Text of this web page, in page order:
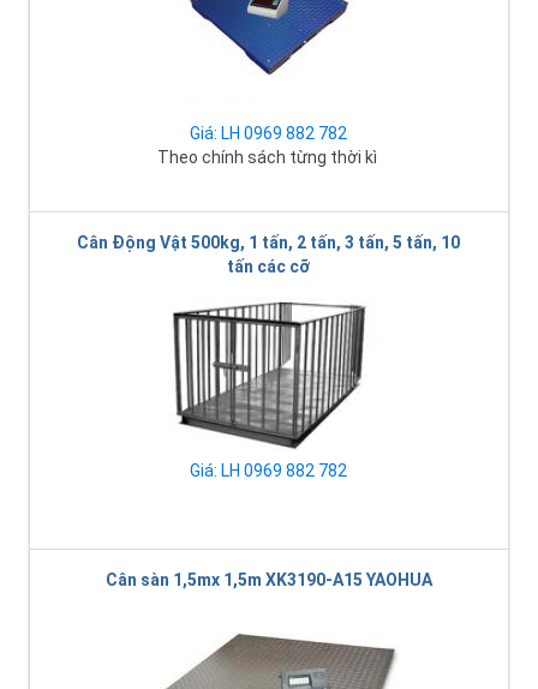
Giá: LH 0969 882 782
Theo chính sách từng thời kì
Cân Động Vật 500kg, 1 tấn, 2 tấn, 3 tấn, 5 tấn, 10
tấn các cỡ
Giá: LH 0969 882 782
Cân sàn 1,5mx 1,5m XK3190-A15 YAOHUA